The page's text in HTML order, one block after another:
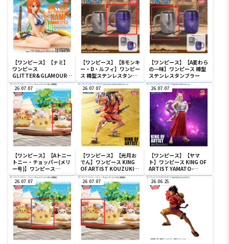
【ワンピース】【ナミ】
ワンピース
GLITTER&GLAMOURS
-NAMI SUMMER STYLE-
【ワンピース】【Bモンキ
ー・D・ルフィ】ワンピー
ス 樽型ステンレスタンブ
ラー
【ワンピース】【A麦わら
の一味】ワンピース 樽型
ステンレスタンブラー
26.07.07
【ワンピース】【Aトニー
トニー・チョッパー(メリ
ー号)】ワンピース
Paldolce collection チ
ョッパーとベポと海賊船
26.07.07
【ワンピース】【光月お
でん】ワンピース KING
OF ARTIST KOUZUKI
ODEN-SPECIAL ver.-
26.07.07
【ワンピース】【ヤマ
ト】ワンピース KING OF
ARTIST YAMATO-
SPECIAL ver.-
26.07.07 26.07.07 26.06.25